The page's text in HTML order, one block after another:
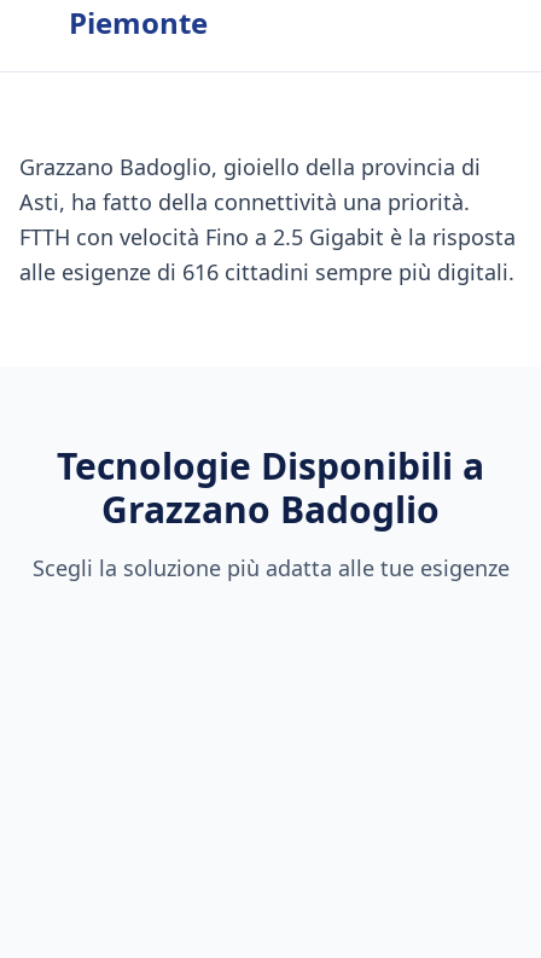
Piemonte
Grazzano Badoglio, gioiello della provincia di
Asti, ha fatto della connettività una priorità.
FTTH con velocità Fino a 2.5 Gigabit è la risposta
alle esigenze di 616 cittadini sempre più digitali.
Tecnologie Disponibili a
Grazzano Badoglio
Scegli la soluzione più adatta alle tue esigenze